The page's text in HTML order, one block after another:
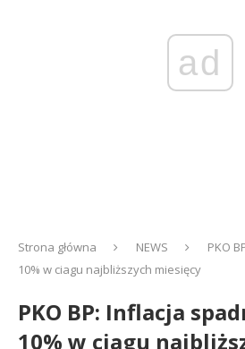
ad
Strona główna NEWS
PKO
10% w ciagu najbliższych miesięcy
PKO BP: Inflacja
10% w ciagu